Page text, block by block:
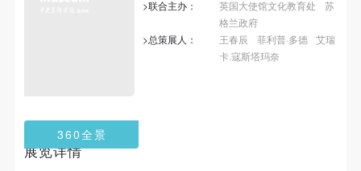
360全景
>联合主办：
英国大使馆文化教育处
苏
格兰政府
>总策展人：
王春辰 菲利普·多德
艾瑞
卡.寇斯塔玛奈
展览详情手机号码
术馆资料库》等相关资料、文献、档案机构和平台，
在中央美术学院中使用和在互联网上传播，同意按相
本次活动公平公正、自愿参加与退出、风险与责任自
负的原则。但活动有风险，参加者应有必要的风险意
术馆资料库》等相关资料、文献、档案机构和平台，
在中央美术学院中使用和在互联网上传播，同意按相
本次活动公平公正、自愿参加与退出、风险与责任自
负的原则。但活动有风险，参加者应有必要的风险意
术馆资料库》等相关资料、文献、档案机构和平台，
在中央美术学院中使用和在互联网上传播，同意按相
本次活动公平公正、自愿参加与退出、风险与责任自
负的原则。但活动有风险，参加者应有必要的风险意